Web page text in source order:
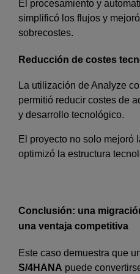
El procesamiento y
simplificó los flujos y
sobrecostes.
Reducción de costes
La utilización de Analyze
permitió reducir costes de
y desarrollo tecnológico.
El proyecto no solo mejoró
optimizó la estructura
Conclusión: una
una ventaja competitiva
Este caso demuestra que
S/4HANA puede